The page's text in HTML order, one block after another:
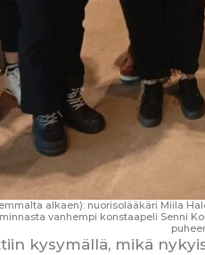
alkaen): nuorisolääkäri Miila
vanhempi konstaapeli Senni
kysymällä, mikä